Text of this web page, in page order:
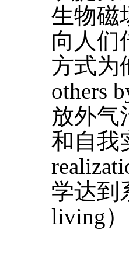
生物磁
向人们
方式为
others
放外气
和自我
学达到
living